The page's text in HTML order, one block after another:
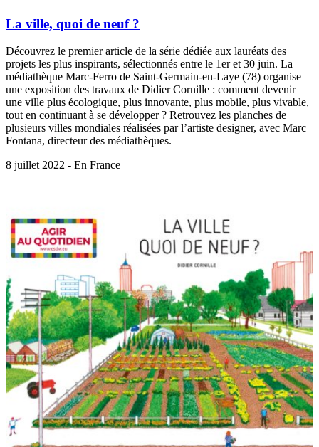
La ville, quoi de neuf ?
Découvrez le premier article de la série dédiée aux lauréats des
projets les plus inspirants, sélectionnés entre le 1er et 30 juin. La
médiathèque Marc-Ferro de Saint-Germain-en-Laye (78) organise
une exposition des travaux de Didier Cornille : comment devenir
une ville plus écologique, plus innovante, plus mobile, plus vivable,
tout en continuant à se développer ? Retrouvez les planches de
plusieurs villes mondiales réalisées par l’artiste designer, avec Marc
Fontana, directeur des médiathèques.
8 juillet 2022 - En France